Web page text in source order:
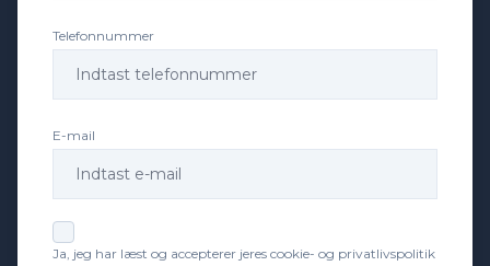
Telefonnummer
E-mail
Ja, jeg har læst og accepterer jeres cookie- og privatlivspolitik